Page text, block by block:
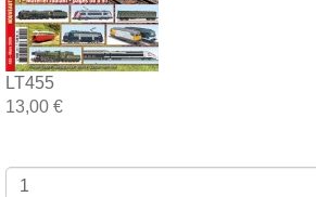
LT455
13,00 €